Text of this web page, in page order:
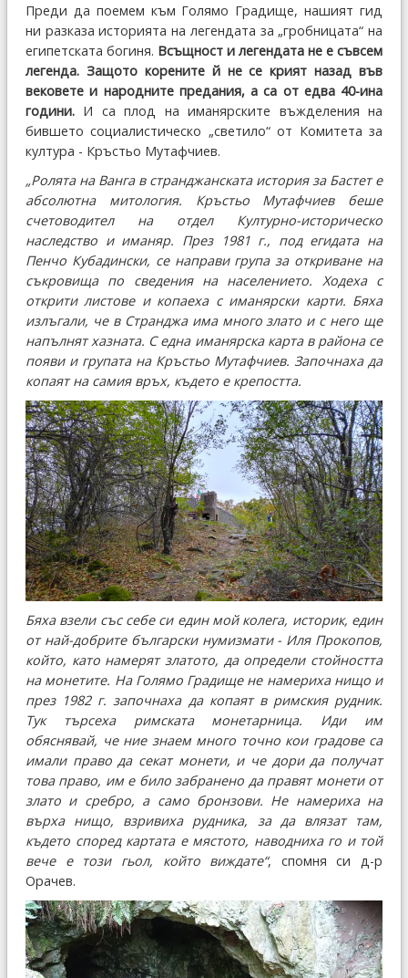
Преди да поемем към Голямо Градище, нашият гид
ни разказа историята на легендата за „гробницата“ на
египетската богиня. Всъщност и легендата не е съвсем
легенда. Защото корените й не се крият назад във
вековете и народните предания, а са от едва 40-ина
години. И са плод на иманярските въжделения на
бившето социалистическо „светило“ от Комитета за
култура - Кръстьо Мутафчиев.
„Ролята на Ванга в странджанската история за Бастет е
абсолютна митология. Кръстьо Мутафчиев беше
счетоводител на отдел Културно-историческо
наследство и иманяр. През 1981 г., под егидата на
Пенчо Кубадински, се направи група за откриване на
съкровища по сведения на населението. Ходеха с
открити листове и копаеха с иманярски карти. Бяха
излъгали, че в Странджа има много злато и с него ще
напълнят хазната. С една иманярска карта в района се
появи и групата на Кръстьо Мутафчиев. Започнаха да
копаят на самия връх, където е крепостта.
Бяха взели със себе си един мой колега, историк, един
от най-добрите български нумизмати - Иля Прокопов,
който, като намерят златото, да определи стойността
на монетите. На Голямо Градище не намериха нищо и
през 1982 г. започнаха да копаят в римския рудник.
Тук търсеха римската монетарница. Иди им
обяснявай, че ние знаем много точно кои градове са
имали право да секат монети, и че дори да получат
това право, им е било забранено да правят монети от
злато и сребро, а само бронзови. Не намериха на
върха нищо, взривиха рудника, за да влязат там,
където според картата е мястото, наводниха го и той
вече е този гьол, който виждате“, спомня си д-р
Орачев.